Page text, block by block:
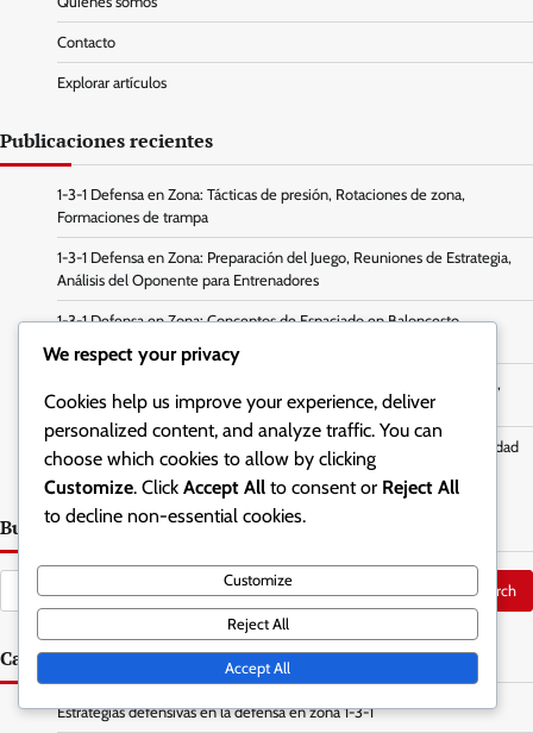
Contacto
Explorar artículos
Publicaciones recientes
1-3-1 Defensa en Zona: Tácticas de presión, Rotaciones de zona,
Formaciones de trampa
1-3-1 Defensa en Zona: Preparación del Juego, Reuniones de Estrategia,
Análisis del Oponente para Entrenadores
1-3-1 Defensa en Zona: Conceptos de Espaciado en Baloncesto,
Mantenimiento de la Estructura, Técnicas de Movimiento Efectivas
1-3-1 Defensa en Zona: Posicionamiento para Rebotes en Baloncesto,
Asegurando Posesiones, Fundamentos Defensivos
1-3-1 Defensa en Zona: Asignaciones Defensivas en Baloncesto, Claridad
en los Roles, Minimizar la Confusión
Buscar
for:
Categorías
Estrategias defensivas en la defensa en zona 1-3-1
We respect your privacy
Cookies help us improve your experience, deliver
personalized content, and analyze traffic. You can
choose which cookies to allow by clicking
Customize. Click Accept All to consent or Reject All
to decline non-essential cookies.
Customize
Reject All
Accept All